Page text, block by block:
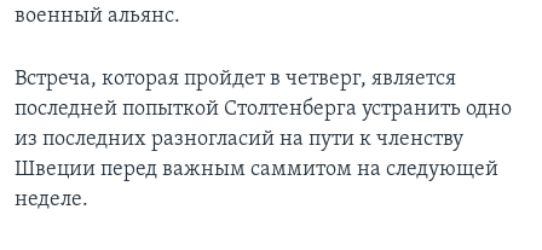
военный альянс.
Встреча, которая пройдет в четверг, является
последней попыткой Столтенберга устранить одно
из последних разногласий на пути к членству
Швеции перед важным саммитом на следующей
неделе.